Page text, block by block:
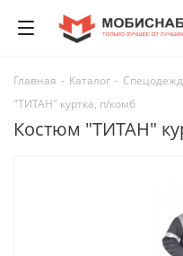
Главная - Каталог -
"ТИТАН" куртка, п/комб
Костюм "ТИТАН"